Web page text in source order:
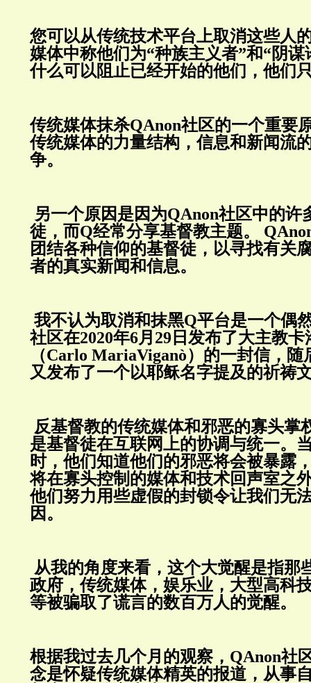
您可以从传统技术平台上取消这些人
媒体中称他们为“种族主义者”和“阴
什么可以阻止已经开始的他们，他们
传统媒体抹杀QAnon社区的一个重要
传统媒体的力量结构，信息和新闻流
争。
另一个原因是因为QAnon社区中的许
徒，而Q经常分享基督教主题。
团结各种信仰的基督徒，以寻找有关
者的真实新闻和信息。
我不认为取消和抹黑Q平台是一个偶
社区在2020年6月 29 日发布了大主教卡
（Carlo MariaViganò）的一封信，随
又发布了一个以耶稣名字提及的祈祷
反基督教的传统媒体和邪恶的寡头掌
是基督徒在互联网上的协调与统一。
时，他们知道他们的邪恶将会被暴露
将在寡头控制的媒体和技术回声室之
他们努力用些虚假的封锁令让我们无
因。
从我的角度来看，这个大觉醒是指那
政府，传统媒体，娱乐业，大型高科
等被骗取了谎言的数百万人的觉醒。
根据我过去几个月的观察， QAnon社
念是怀疑传统媒体精英的报道，从事